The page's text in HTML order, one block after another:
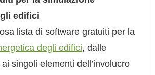
edifici
lista di software gratuiti per la
degli edifici, dalle
singoli elementi dell’involucro